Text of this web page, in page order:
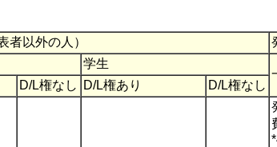
者以外の人）
学生
D/L権なし D/L権あり D/L権なし